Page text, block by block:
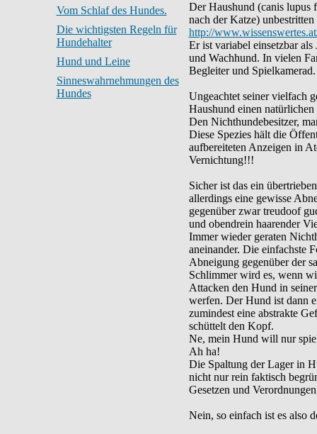
Vom Schlaf des Hundes.
Die wichtigsten Regeln für
Hundehalter
Hund und Leine
Sinneswahrnehmungen des
Hundes
Der Haushund (canis lupus
nach der Katze)
http://
Er ist variabel einsetzbar
und Wachhund. In vielen
Begleiter und
Ungeachtet seiner vielfach
Haushund einen natürlichen
Den Nichthundebesitzer,
Diese Spezies hält die
aufbereiteten Anzeigen in
Vernichtung!!!
Sicher ist das ein
allerdings eine gewisse
gegenüber zwar treudoof
und obendrein haarender
Immer wieder geraten
aneinander. Die einfachste
Abneigung gegenüber der
Schlimmer wird es, wenn
Attacken den Hund in
werfen. Der Hund ist dann
zumindest eine abstrakte
schüttelt den Kopf.
Ne, mein Hund will nur
Ah ha!
Die Spaltung der Lager in
nicht nur rein faktisch
Gesetzen und
Nein, so einfach ist es also